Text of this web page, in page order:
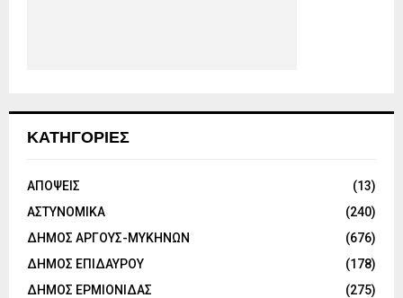
ΚΑΤΗΓΟΡΙΕΣ
ΑΠΟΨΕΙΣ
(13)
ΑΣΤΥΝΟΜΙΚΑ
(240)
ΔΗΜΟΣ ΑΡΓΟΥΣ-ΜΥΚΗΝΩΝ
(676)
ΔΗΜΟΣ ΕΠΙΔΑΥΡΟΥ
(178)
ΔΗΜΟΣ ΕΡΜΙΟΝΙΔΑΣ
(275)